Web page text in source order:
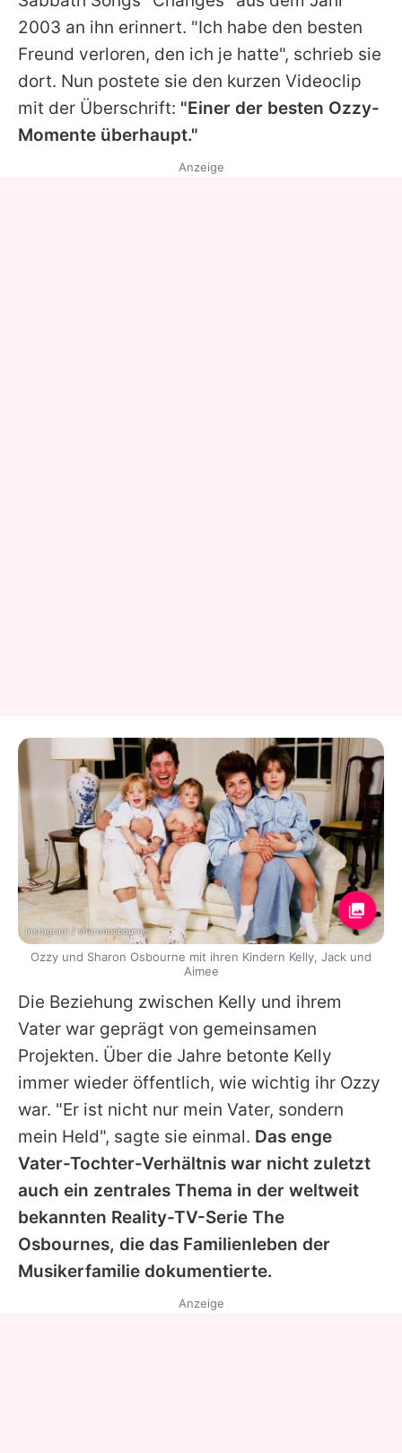
2003 an ihn erinnert. "Ich habe den besten
Freund verloren, den ich je hatte", schrieb sie
dort. Nun postete sie den kurzen Videoclip
mit der Überschrift: "Einer der besten Ozzy-
Momente überhaupt."
Die Beziehung zwischen Kelly und ihrem
Vater war geprägt von gemeinsamen
Projekten. Über die Jahre betonte Kelly
immer wieder öffentlich, wie wichtig ihr Ozzy
war. "Er ist nicht nur mein Vater, sondern
mein Held", sagte sie einmal. Das enge
Vater-Tochter-Verhältnis war nicht zuletzt
auch ein zentrales Thema in der weltweit
bekannten Reality-TV-Serie The
Osbournes, die das Familienleben der
Musikerfamilie dokumentierte.
Anzeige
Instagram / sharonosbourne
Ozzy und Sharon Osbourne mit ihren Kindern Kelly, Jack und
Aimee
Anzeige